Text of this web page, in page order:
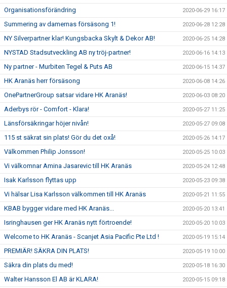
Organisationsförändring 2020-06-29 16:17
Summering av damernas försäsong 1! 2020-06-28 12:28
NY Silverpartner klar! Kungsbacka Skylt & Dekor AB! 2020-06-25 14:28
NYSTAD Stadsutveckling AB ny tröj-partner! 2020-06-16 14:13
Ny partner - Murbiten Tegel & Puts AB 2020-06-15 14:37
HK Aranäs herr försäsong 2020-06-08 14:26
OnePartnerGroup satsar vidare HK Aranäs! 2020-06-03 08:20
Aderbys rör - Comfort - Klara! 2020-05-27 11:25
Länsförsäkringar höjer nivån! 2020-05-27 09:08
115 st säkrat sin plats! Gör du det oxå! 2020-05-26 14:17
Välkommen Philip Jonsson! 2020-05-25 10:03
Vi välkomnar Amina Jasarevic till HK Aranäs 2020-05-24 12:48
Isak Karlsson flyttas upp 2020-05-23 09:38
Vi hälsar Lisa Karlsson välkommen till HK Aranäs 2020-05-21 11:55
KBAB bygger vidare med HK Aranäs... 2020-05-20 13:41
Isringhausen ger HK Aranäs nytt förtroende! 2020-05-20 10:03
Welcome to HK Aranäs - Scanjet Asia Pacific Pte Ltd ! 2020-05-19 15:14
PREMIÄR! SÄKRA DIN PLATS! 2020-05-19 10:00
Säkra din plats du med! 2020-05-18 16:30
Walter Hansson El AB är KLARA! 2020-05-15 09:18